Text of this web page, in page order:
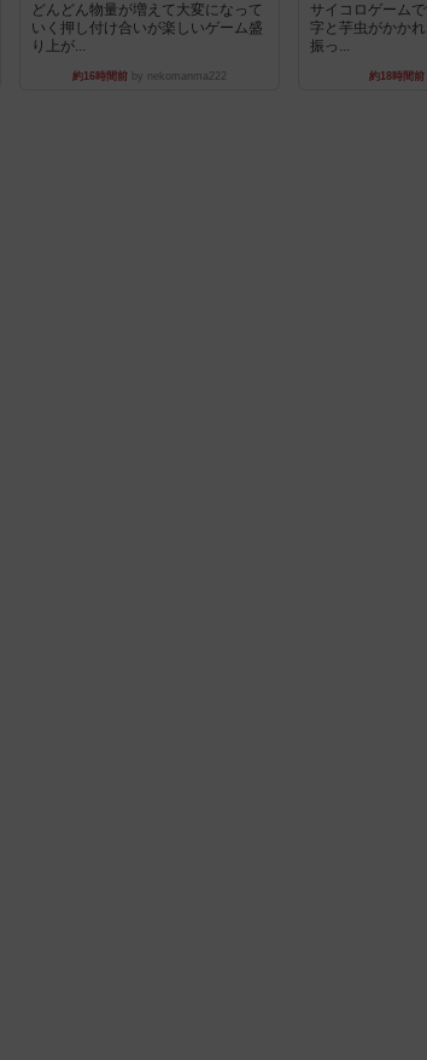
どんどん物量が増えて大変になって
いく押し付け合いが楽しいゲーム盛
り上が...
約16時間前 by nekomanma222
サイコロゲーム
字と芋虫がかか
振っ...
約18時間前